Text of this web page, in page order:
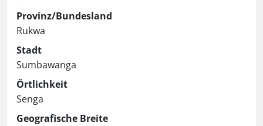
Provinz/Bundesland
Rukwa
Stadt
Sumbawanga
Örtlichkeit
Senga
Geografische Breite